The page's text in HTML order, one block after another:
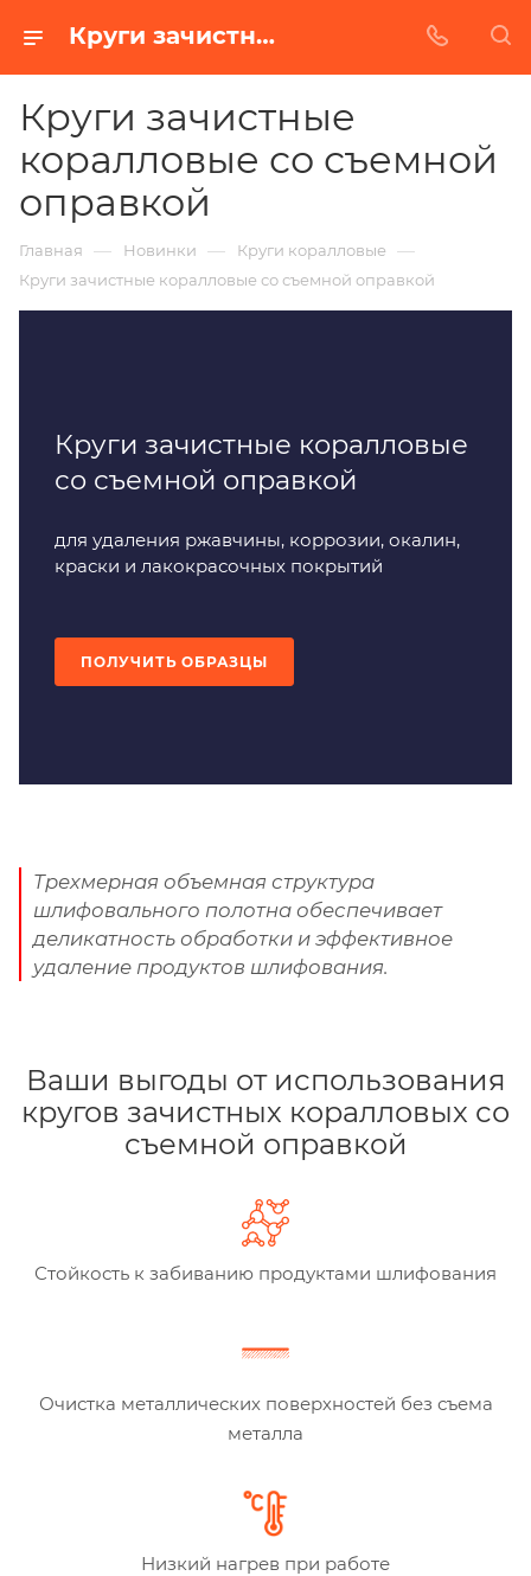
Круги зачистные коралловые со съемной оправкой купить от завода БАЗ в Нижнем Новгороде
Круги зачистные
коралловые со съемной
оправкой
Главная — Новинки — Круги коралловые —
Круги зачистные коралловые со съемной оправкой
Круги зачистные коралловые
со съемной оправкой
для удаления ржавчины, коррозии, окалин,
краски и лакокрасочных покрытий
ПОЛУЧИТЬ ОБРАЗЦЫ
Трехмерная объемная структура
шлифовального полотна обеспечивает
деликатность обработки и эффективное
удаление продуктов шлифования.
Ваши выгоды от использования
кругов зачистных коралловых со
съемной оправкой
Стойкость к забиванию продуктами шлифования
Очистка металлических поверхностей без съема
металла
Низкий нагрев при работе